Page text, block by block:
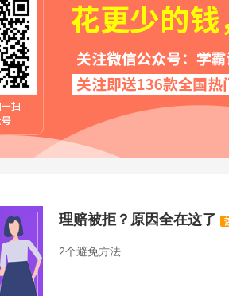
理赔被拒？原因全在这了
2个避免方法